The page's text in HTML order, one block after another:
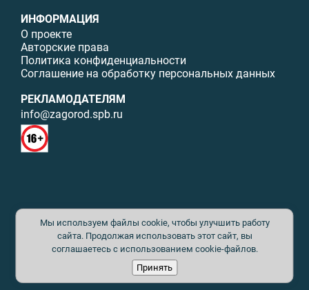
ИНФОРМАЦИЯ
О проекте
Авторские права
Политика конфиденциальности
Соглашение на обработку персональных данных
РЕКЛАМОДАТЕЛЯМ
info@zagorod.spb.ru
© ИП Малыщева Б.Л. Все права защищены. Перепечатка материалов
данного сайта возможна только с письменного разрешения. При
цитировании ссылка на www.zagorod.spb.ru обязательна. Редакция не
несет ответственности за содержание рекламных материалов. Все
рекламируемые товары и услуги имеют необходимые сертификаты и
лицензии. Перепечатка любых материалов без письменного согласия
Мы используем файлы cookie, чтобы улучшить работу
сайта. Продолжая использовать этот сайт, вы
соглашаетесь с использованием cookie-файлов.
Принять